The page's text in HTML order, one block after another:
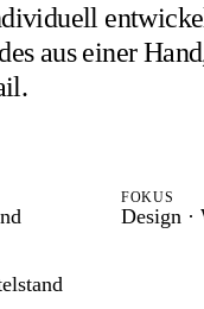
aus einer
FOKUS
Design ·